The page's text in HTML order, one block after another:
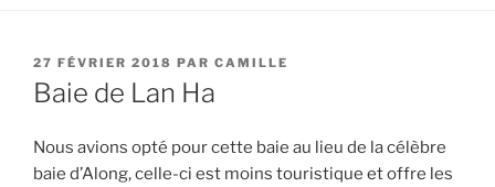
PUBLIÉ
LE
27 FÉVRIER 2018 PAR CAMILLE
Baie de Lan Ha
Nous avions opté pour cette baie au lieu de la célèbre
baie d’Along, celle-ci est moins touristique et offre les